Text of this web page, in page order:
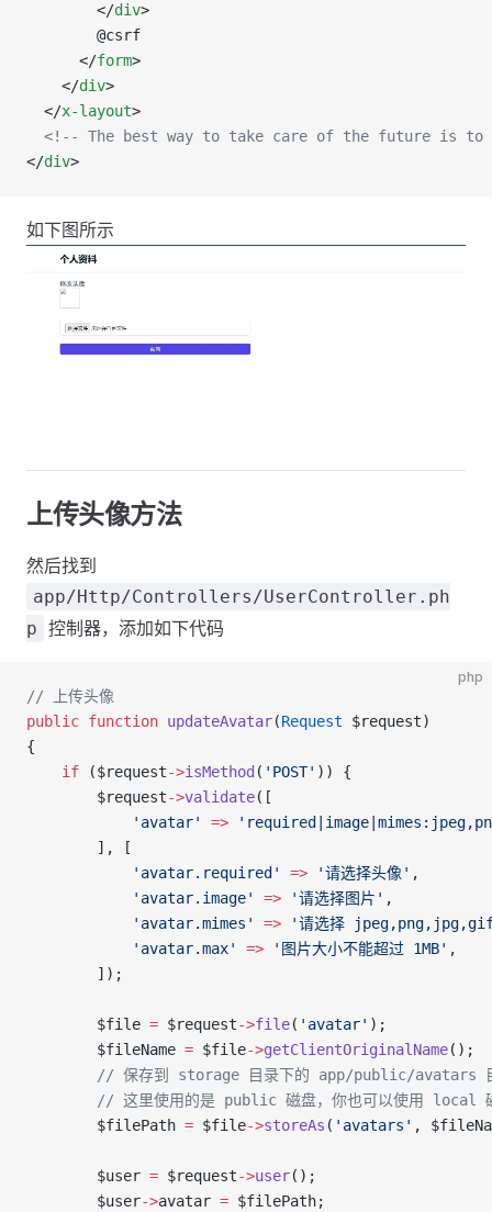
        </
div>
        @csrf
      </
form>
    </
div>
  </
x-layout>
<!-- The best way to take care of the future is
</div>
如下图所示
上传头像方法
然后找到
app/Http/Controllers/UserController.ph
p 控制器，添加如下代码
php
// 上传头像
public function updateAvatar(Request $request)
{
    if
($request->isMethod ( 'POST' )) {
        $request
->validate([
            'avatar'
=>
        ], [
            'avatar.required'
=> '请选择头像' ,
            'avatar.image'
=> '请选择图片' ,
            'avatar.mimes'
=> '请选择
            'avatar.max'
=> '图片大小不能超过 1MB' ,
        ]);
        $file
= $request->file( 'avatar' );
        $fileName
= $file->getClientOriginalName();
// 保存到 storage 目录下的 app/public/avatars
// 这里使用的是 public 磁盘，你也可以使用 local
        $filePath
= $file->storeAs ( 'avatars' ,
        $user
= $request->user();
        $user
->avatar = $filePath;